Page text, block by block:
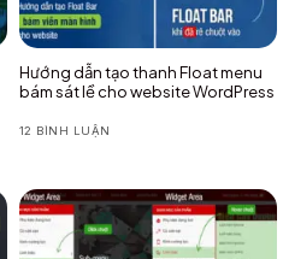
Hướng dẫn tạo thanh Float menu
bám sát lề cho website WordPress
12 BÌNH LUẬN